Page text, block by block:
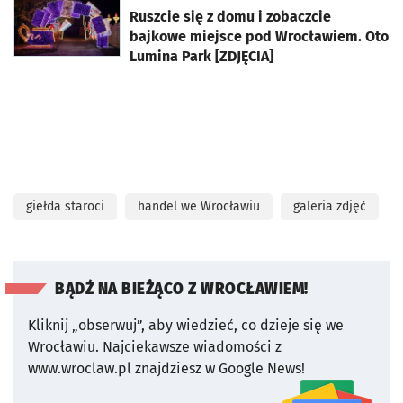
Ruszcie się z domu i zobaczcie
bajkowe miejsce pod Wrocławiem. Oto
Lumina Park [ZDJĘCIA]
giełda staroci handel we Wrocławiu galeria zdjęć
BĄDŹ NA BIEŻĄCO Z WROCŁAWIEM!
Kliknij „obserwuj”, aby wiedzieć, co dzieje się we
Wrocławiu. Najciekawsze wiadomości z
www.wroclaw.pl znajdziesz w Google News!